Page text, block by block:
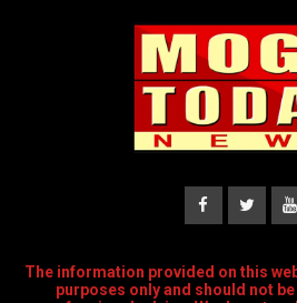
The information provided on this
purposes only and should not